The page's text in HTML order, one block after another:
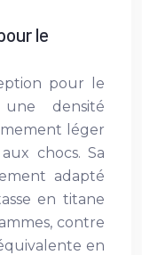
le
pour le
densité
léger
chocs. Sa
adapté
en titane
contre
en